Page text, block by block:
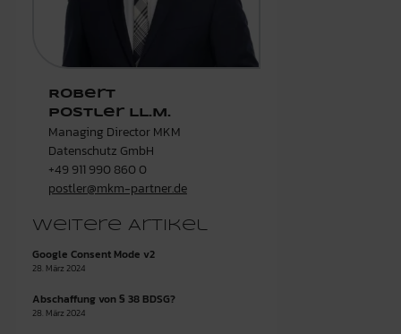
Robert
Postler LL.M.
Managing Director MKM
Datenschutz GmbH
+49 911 990 860 0
postler@mkm-partner.de
Weitere Artikel
Google Consent Mode v2
28. März 2024
Abschaffung von § 38 BDSG?
28. März 2024